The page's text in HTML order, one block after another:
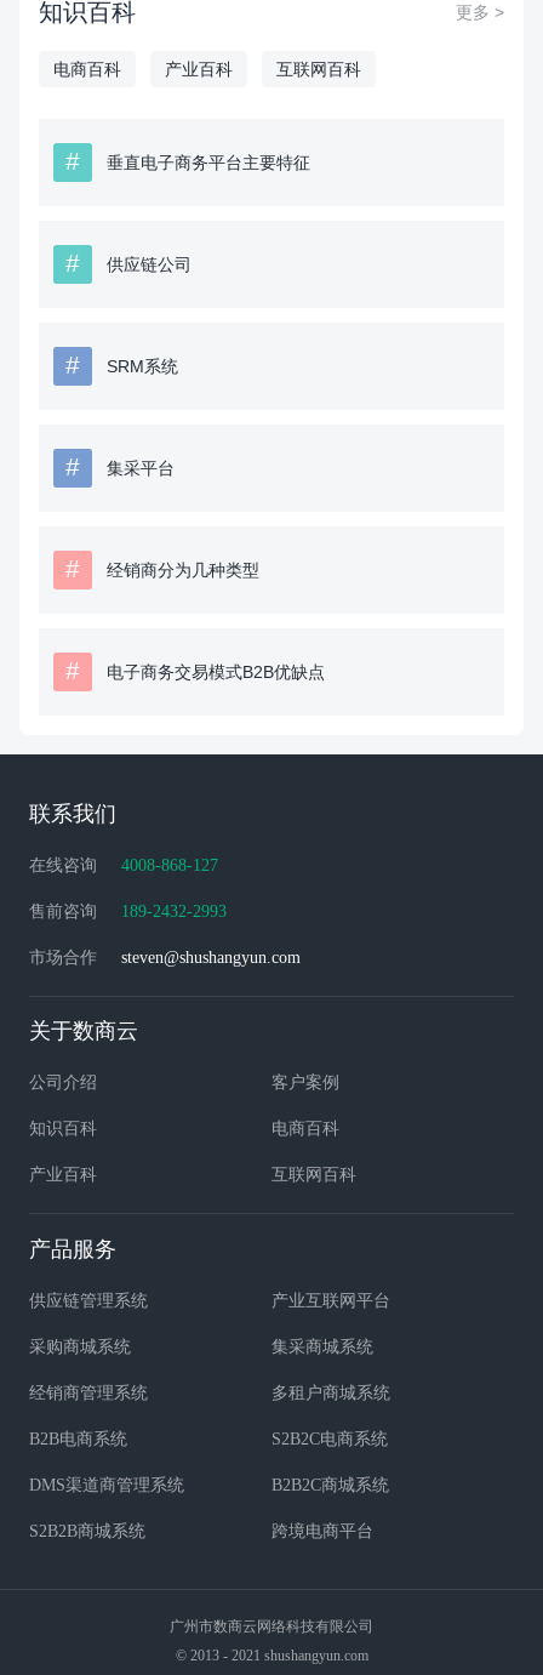
知识百科 更多 >
电商百科 产业百科 互联网百科
# 垂直电子商务平台主要特征
# 供应链公司
# SRM系统
# 集采平台
# 经销商分为几种类型
# 电子商务交易模式B2B优缺点
联系我们
在线咨询 4008-868-127
售前咨询 189-2432-2993
市场合作 steven@shushangyun.com
关于数商云
公司介绍 客户案例
知识百科 电商百科
产业百科 互联网百科
产品服务
供应链管理系统 产业互联网平台
采购商城系统 集采商城系统
经销商管理系统 多租户商城系统
B2B电商系统 S2B2C电商系统
DMS渠道商管理系统 B2B2C商城系统
S2B2B商城系统 跨境电商平台
广州市数商云网络科技有限公司
© 2013 - 2021 shushangyun.com